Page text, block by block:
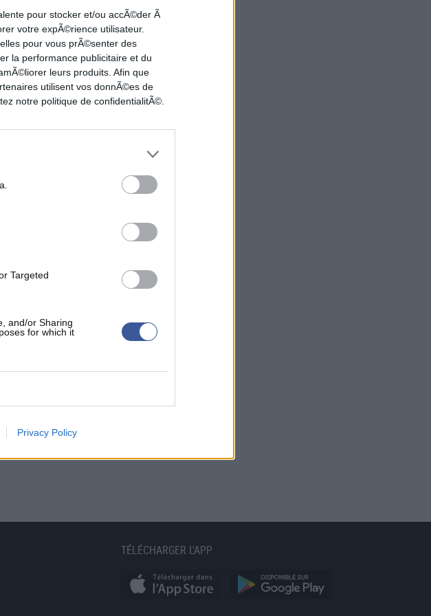
pour stocker et/ou accÃ©der Ã
votre expÃ©rience utilisateur.
pour vous prÃ©senter des
la performance publicitaire et du
leurs produits. Afin que
utilisent vos donnÃ©es de
notre politique de confidentialitÃ©.
Targeted
and/or Sharing
for which it
Privacy Policy
NBA PLAYOFFS
les Lakers en
ont fait parler
TÉLÉCHARGER L'APP